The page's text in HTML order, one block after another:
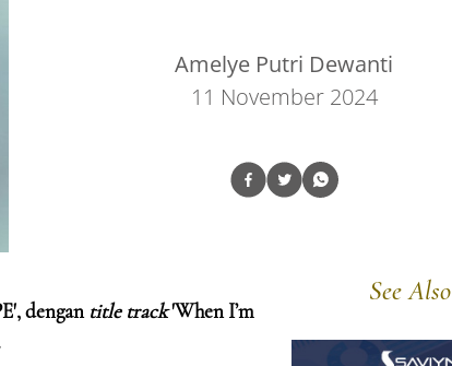
Amelye Putri Dewanti
11 November 2024
dengan title track'When I’m
See Also